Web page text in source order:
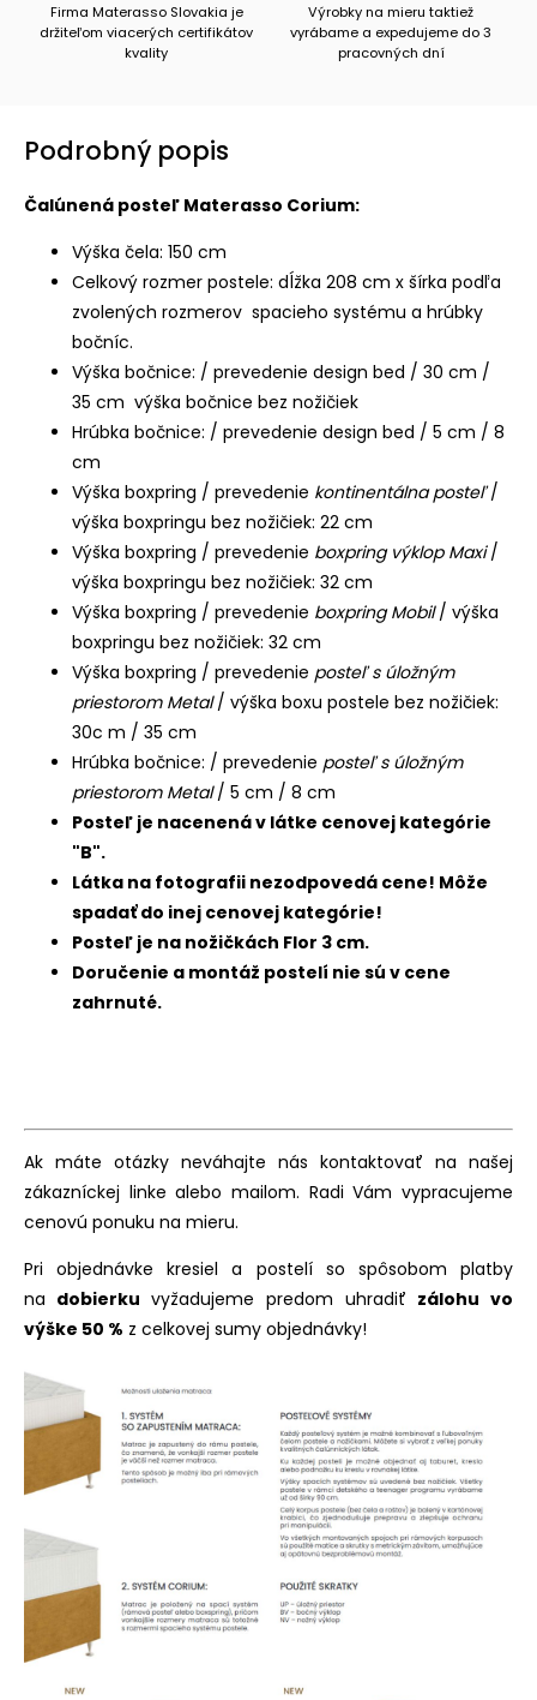
Firma Materasso Slovakia je
držiteľom viacerých certifikátov
kvality
Výrobky na mieru taktiež
vyrábame a expedujeme do 3
pracovných dní
Podrobný popis
Čalúnená posteľ Materasso Corium:
Výška čela: 150 cm
Celkový rozmer postele: dĺžka 208 cm x šírka podľa
zvolených rozmerov spacieho systému a hrúbky
bočníc.
Výška bočnice: / prevedenie design bed / 30 cm /
35 cm výška bočnice bez nožičiek
Hrúbka bočnice: / prevedenie design bed / 5 cm / 8
cm
Výška boxpring / prevedenie kontinentálna posteľ/
výška boxpringu bez nožičiek: 22 cm
Výška boxpring / prevedenie boxpring výklop Maxi/
výška boxpringu bez nožičiek: 32 cm
Výška boxpring / prevedenie boxpring Mobil/ výška
boxpringu bez nožičiek: 32 cm
Výška boxpring / prevedenie posteľ s úložným
priestorom Metal/ výška boxu postele bez nožičiek:
30c m / 35 cm
Hrúbka bočnice: / prevedenie posteľ s úložným
priestorom Metal/ 5 cm / 8 cm
Posteľ je nacenená v látke cenovej kategórie
"B".
Látka na fotografii nezodpovedá cene! Môže
spadať do inej cenovej kategórie!
Posteľ je na nožičkách Flor 3 cm.
Doručenie a montáž postelí nie sú v cene
zahrnuté.
Ak máte otázky neváhajte nás kontaktovať na našej
zákazníckej linke alebo mailom. Radi Vám vypracujeme
cenovú ponuku na mieru.
Pri objednávke kresiel a postelí so spôsobom platby
na dobierku vyžadujeme predom uhradiť zálohu vo
výške 50 % z celkovej sumy objednávky!